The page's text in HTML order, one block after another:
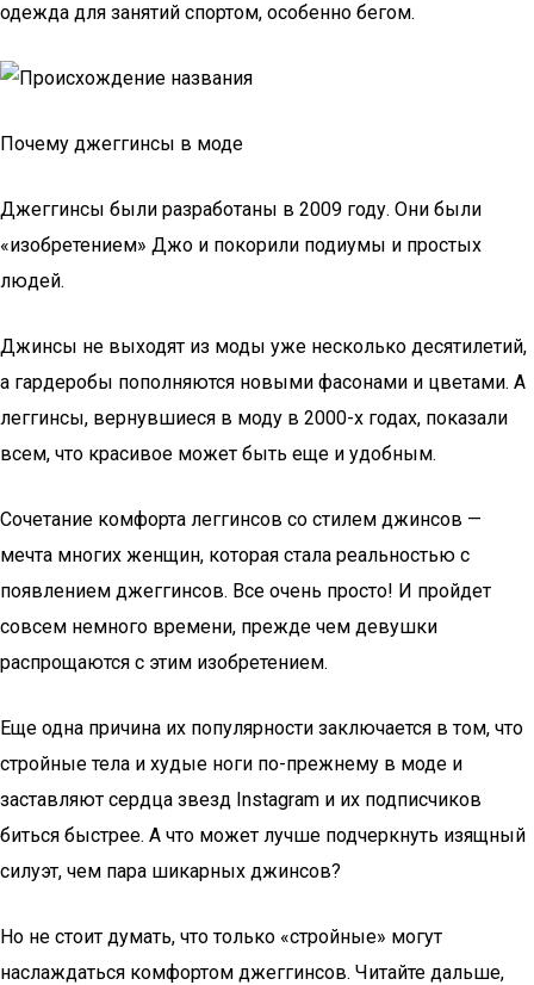
одежда для занятий спортом, особенно бегом.
Почему джеггинсы в моде
Джеггинсы были разработаны в 2009 году. Они были
«изобретением» Джо и покорили подиумы и простых
людей.
Джинсы не выходят из моды уже несколько десятилетий,
а гардеробы пополняются новыми фасонами и цветами. А
леггинсы, вернувшиеся в моду в 2000-х годах, показали
всем, что красивое может быть еще и удобным.
Сочетание комфорта леггинсов со стилем джинсов —
мечта многих женщин, которая стала реальностью с
появлением джеггинсов. Все очень просто! И пройдет
совсем немного времени, прежде чем девушки
распрощаются с этим изобретением.
Еще одна причина их популярности заключается в том, что
стройные тела и худые ноги по-прежнему в моде и
заставляют сердца звезд Instagram и их подписчиков
биться быстрее. А что может лучше подчеркнуть изящный
силуэт, чем пара шикарных джинсов?
Но не стоит думать, что только «стройные» могут
наслаждаться комфортом джеггинсов. Читайте дальше,